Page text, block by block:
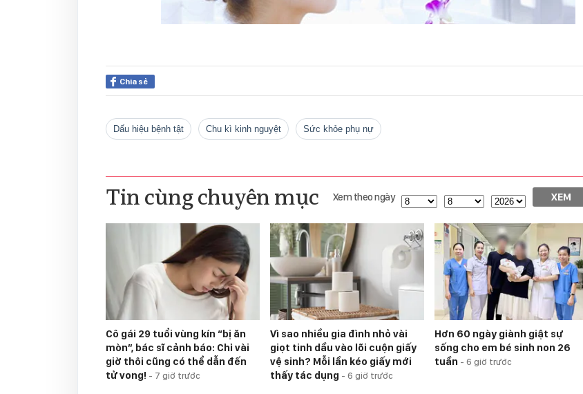
Chia sẻ
dấu hiệu bệnh tật chu kì kinh nguyệt sức khỏe phụ nự
Tin cùng chuyên mục Xem theo ngày XEM
Cô gái 29 tuổi vùng kín “bị ăn
mòn”, bác sĩ cảnh báo: Chỉ vài
giờ thôi cũng có thể dẫn đến
tử vong! - 7 giờ trước
Vì sao nhiều gia đình nhỏ vài
giọt tinh dầu vào lõi cuộn giấy
vệ sinh? Mỗi lần kéo giấy mới
thấy tác dụng - 6 giờ trước
Hơn 60 ngày giành giật sự
sống cho em bé sinh non 26
tuần - 6 giờ trước